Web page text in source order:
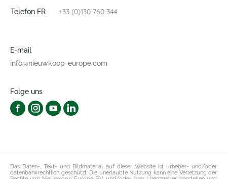
Telefon FR +33 (0)130 760 344
E-mail
info@nieuwkoop-europe.com
Folge uns
Das Daten-, Text- und Bildmaterial auf dieser Website ist urheber- und/oder
datenbankrechtlich geschützt. Die unerlaubte Nutzung kann eine Verletzung der